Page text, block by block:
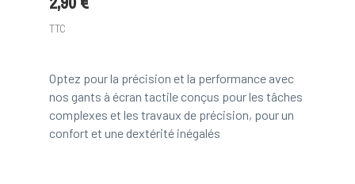
TTC
Optez pour la précision et la performance avec
nos gants à écran tactile conçus pour les tâches
complexes et les travaux de précision, pour un
confort et une dextérité inégalés